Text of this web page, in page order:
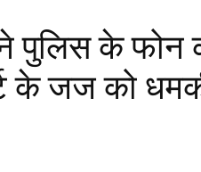
पुलिस के फोन
के जज को